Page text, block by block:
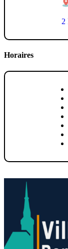
2
Horaires